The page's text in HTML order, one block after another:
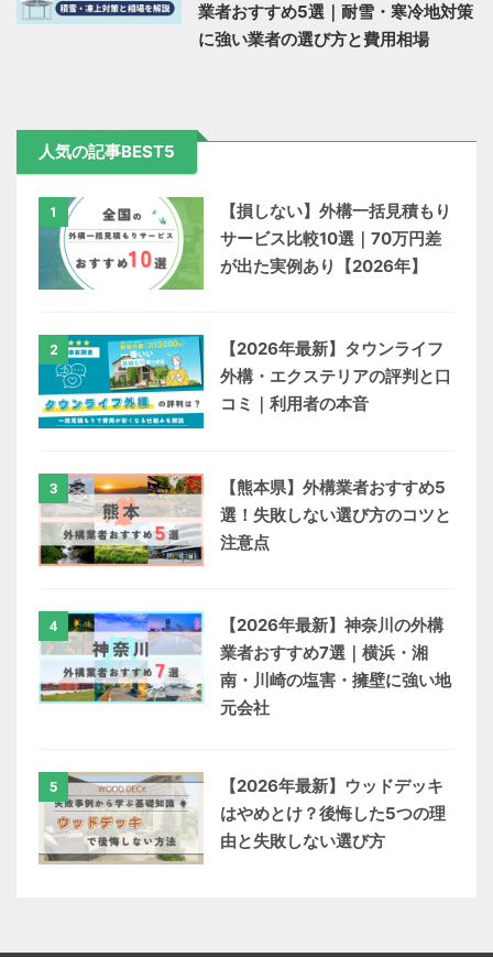
業者おすすめ5選｜耐雪・寒冷地対策
に強い業者の選び方と費用相場
人気の記事BEST5
1
【損しない】外構一括見積もり
サービス比較10選｜70万円差
が出た実例あり【2026年】
2
【2026年最新】タウンライフ
外構・エクステリアの評判と口
コミ｜利用者の本音
3
【熊本県】外構業者おすすめ5
選！失敗しない選び方のコツと
注意点
4
【2026年最新】神奈川の外構
業者おすすめ7選｜横浜・湘
南・川崎の塩害・擁壁に強い地
元会社
5
【2026年最新】ウッドデッキ
はやめとけ？後悔した5つの理
由と失敗しない選び方